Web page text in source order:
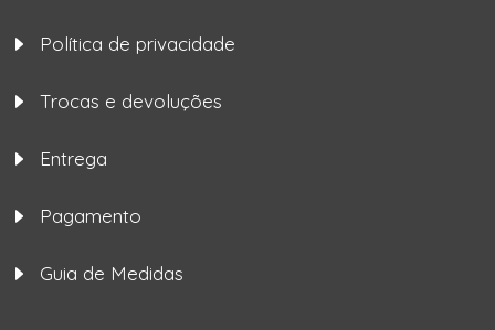
Política de privacidade
Trocas e devoluções
Entrega
Pagamento
Guia de Medidas